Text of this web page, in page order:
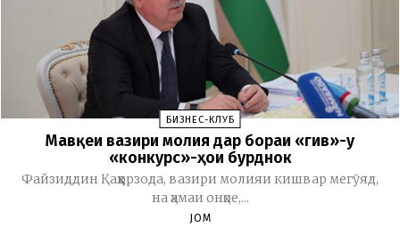
БИЗНЕС-КЛУБ
Мавқеи вазири молия дар бораи «гив»-у
«конкурс»-ҳои бурднок
Файзиддин Қаҳҳорзода, вазири молияи кишвар мегӯяд,
на ҳамаи онҳое,...
JOM